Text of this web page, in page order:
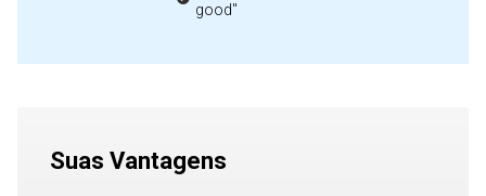
good"
Suas Vantagens